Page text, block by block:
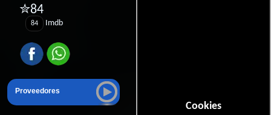
Cookies
✮84
84 Imdb
Proveedores